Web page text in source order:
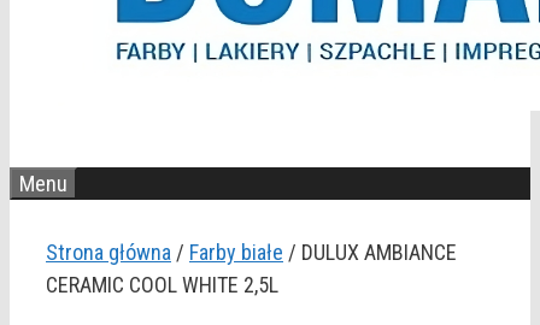
Menu
Strona główna / Farby białe / DULUX AMBIANCE
CERAMIC COOL WHITE 2,5L